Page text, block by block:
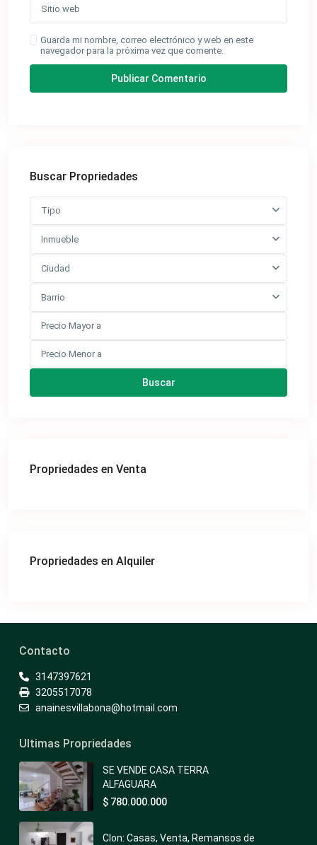
Guarda mi nombre, correo electrónico y web en este
navegador para la próxima vez que comente.
Buscar Propriedades
Tipo
Inmueble
Ciudad
Barrio
Buscar
Propriedades en Venta
Propriedades en Alquiler
Contacto
3147397621
3205517078
anainesvillabona@hotmail.com
Ultimas Propriedades
SE VENDE CASA TERRA
ALFAGUARA
$ 780.000.000
Clon: Casas, Venta, Remansos de